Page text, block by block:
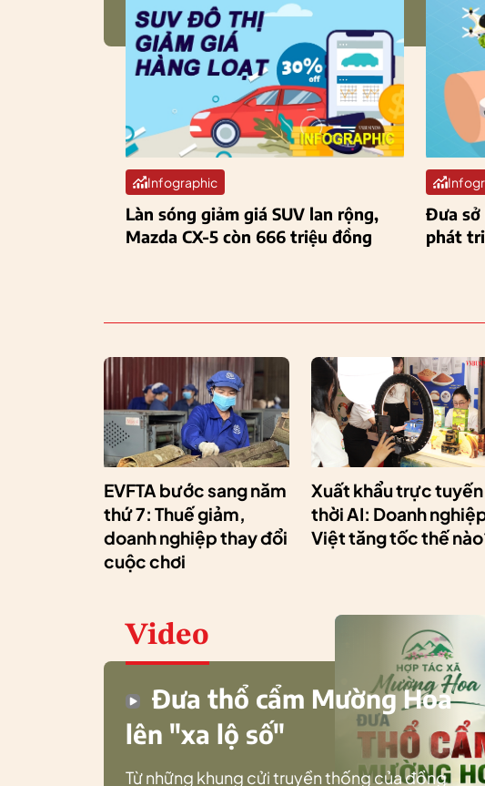
Infographic
Làn sóng giảm giá SUV lan rộng,
Mazda CX-5 còn 666 triệu đồng
Đưa
phát
EVFTA bước sang năm
thứ 7: Thuế giảm,
doanh nghiệp thay đổi
cuộc chơi
Xuất khẩu trực tuyến
thời AI: Doanh
Việt tăng tốc thế
Video
Đưa thổ cẩm Mường Hoa
lên "xa lộ số"
Từ những khung cửi truyền thống của đồng